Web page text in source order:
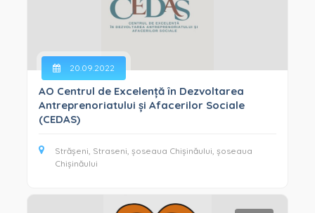
20.09.2022
AO Centrul de Excelență în Dezvoltarea
Antreprenoriatului și Afacerilor Sociale
(CEDAS)
Strășeni, Straseni, șoseaua Chișinăului, șoseaua
Chișinăului